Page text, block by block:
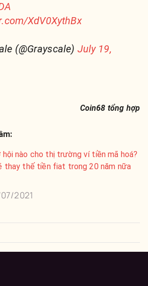
XdV0XythBx
(@Grayscale) July 19,
Coin68 tổng hợp
hội nào cho thị trường ví tiền mã hoá?
thay thế tiền fiat trong 20 năm nữa
2021